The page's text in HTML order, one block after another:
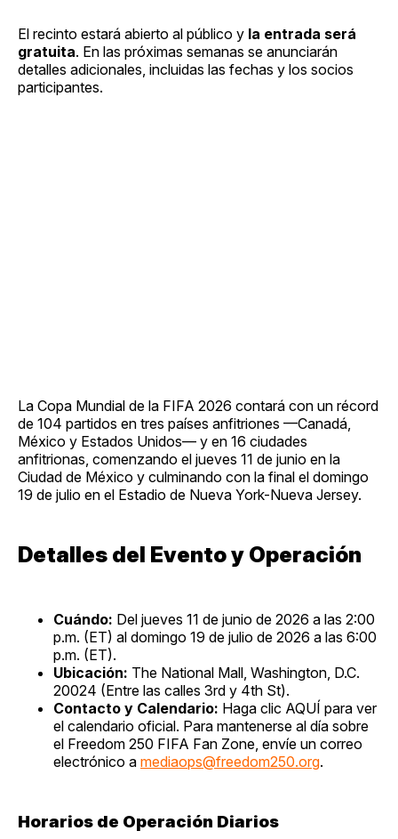
El recinto estará abierto al público y la entrada será
gratuita. En las próximas semanas se anunciarán
detalles adicionales, incluidas las fechas y los socios
participantes.
La Copa Mundial de la FIFA 2026 contará con un récord
de 104 partidos en tres países anfitriones —Canadá,
México y Estados Unidos— y en 16 ciudades
anfitrionas, comenzando el jueves 11 de junio en la
Ciudad de México y culminando con la final el domingo
19 de julio en el Estadio de Nueva York-Nueva Jersey.
Detalles del Evento y Operación
Cuándo: Del jueves 11 de junio de 2026 a las 2:00
p.m. (ET) al domingo 19 de julio de 2026 a las 6:00
p.m. (ET).
Ubicación: The National Mall, Washington, D.C.
20024 (Entre las calles 3rd y 4th St).
Contacto y Calendario: Haga clic AQUÍ para ver
el calendario oficial. Para mantenerse al día sobre
el Freedom 250 FIFA Fan Zone, envíe un correo
electrónico a mediaops@freedom250.org.
Horarios de Operación Diarios